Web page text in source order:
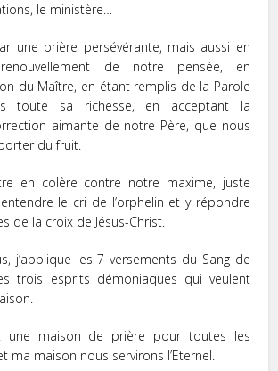
le ministère…
une prière persévérante, mais aussi en
de notre pensée, en
du Maître, en étant remplis de la Parole
toute sa richesse, en acceptant la
aimante de notre Père, que nous
du fruit.
en colère contre notre maxime, juste
le cri de l’orphelin et y répondre
de la croix de Jésus-Christ.
j’applique les 7 versements du Sang de
trois esprits démoniaques qui veulent
une maison de prière pour toutes les
ma maison nous servirons l’Eternel.